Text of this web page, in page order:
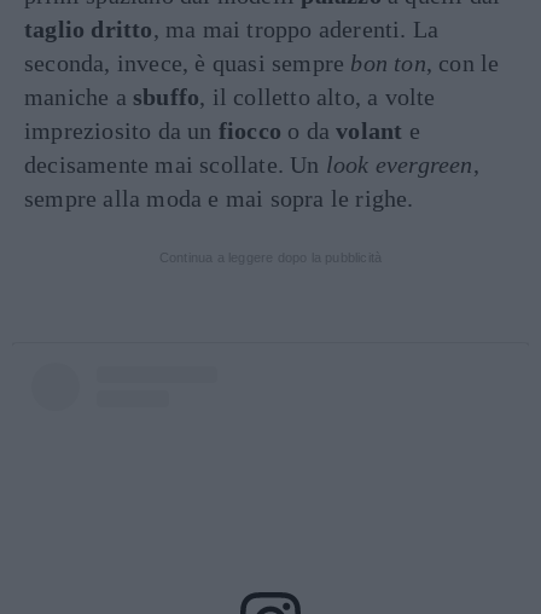
taglio dritto, ma mai troppo aderenti. La
seconda, invece, è quasi sempre bon ton, con le
maniche a sbuffo, il colletto alto, a volte
impreziosito da un fiocco o davolant e
decisamente mai scollate. Un look evergreen,
sempre alla moda e mai sopra le righe.